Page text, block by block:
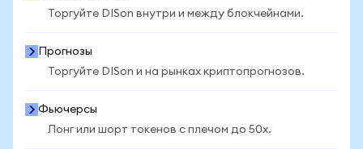
Торгуйте DISon внутри и между блокчейнами.
Прогнозы
Торгуйте DISon и на рынках криптопрогнозов.
Фьючерсы
Лонг или шорт токенов с плечом до 50x.